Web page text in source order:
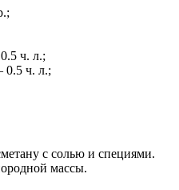
ч. л.;
0.5 ч. л.;
с солью и специями.
массы.